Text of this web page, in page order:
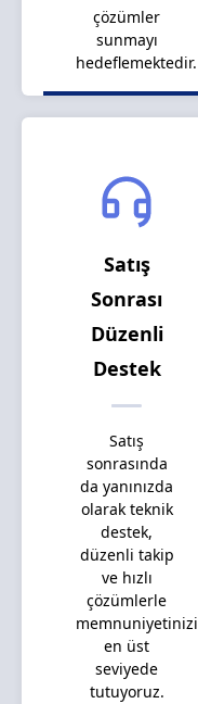
çözümler
sunmayı
hedeflemektedir.
Satış
Sonrası
Düzenli
Destek
Satış
sonrasında
da yanınızda
olarak teknik
destek,
düzenli takip
ve hızlı
çözümlerle
memnuniyetinizi
en üst
seviyede
tutuyoruz.